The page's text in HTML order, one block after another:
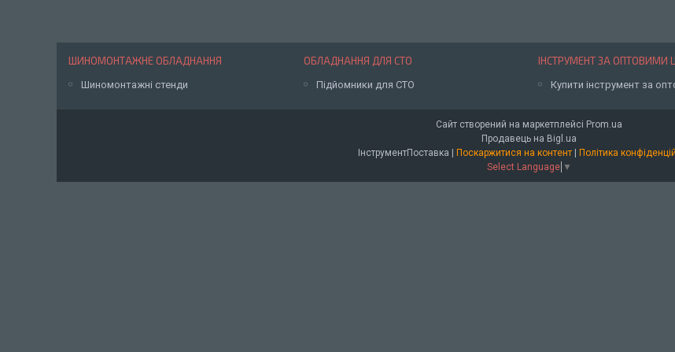
ШИНОМОНТАЖНЕ ОБЛАДНАННЯ
Шиномонтажні стенди
ОБЛАДНАННЯ ДЛЯ СТО
Підйомники для СТО
ІНСТРУМЕНТ ЗА ОПТОВИМИ
Купити інструмент за
Сайт створений на маркетплейсі Prom.ua
Продавець на Bigl.ua
ІнструментПоставка | Поскаржитися на контент | Політика
Select Language ▼